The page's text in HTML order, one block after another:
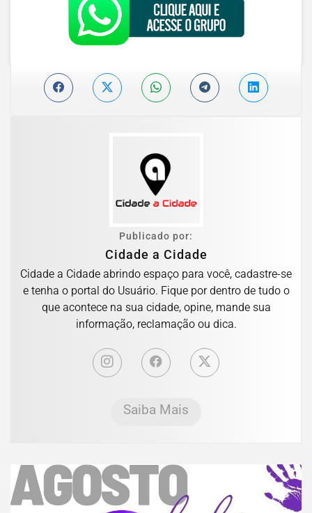
Publicado por:
Cidade a Cidade
Cidade a Cidade abrindo espaço para você, cadastre-se
e tenha o portal do Usuário. Fique por dentro de tudo o
que acontece na sua cidade, opine, mande sua
informação, reclamação ou dica.
Saiba Mais